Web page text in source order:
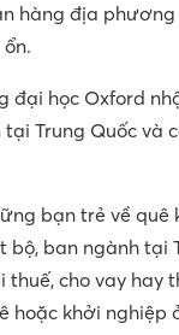
hàng địa
đại học Oxford
Trung Quốc và
bạn trẻ về
ban ngành tại
cho vay hay
hoặc khởi nghiệp